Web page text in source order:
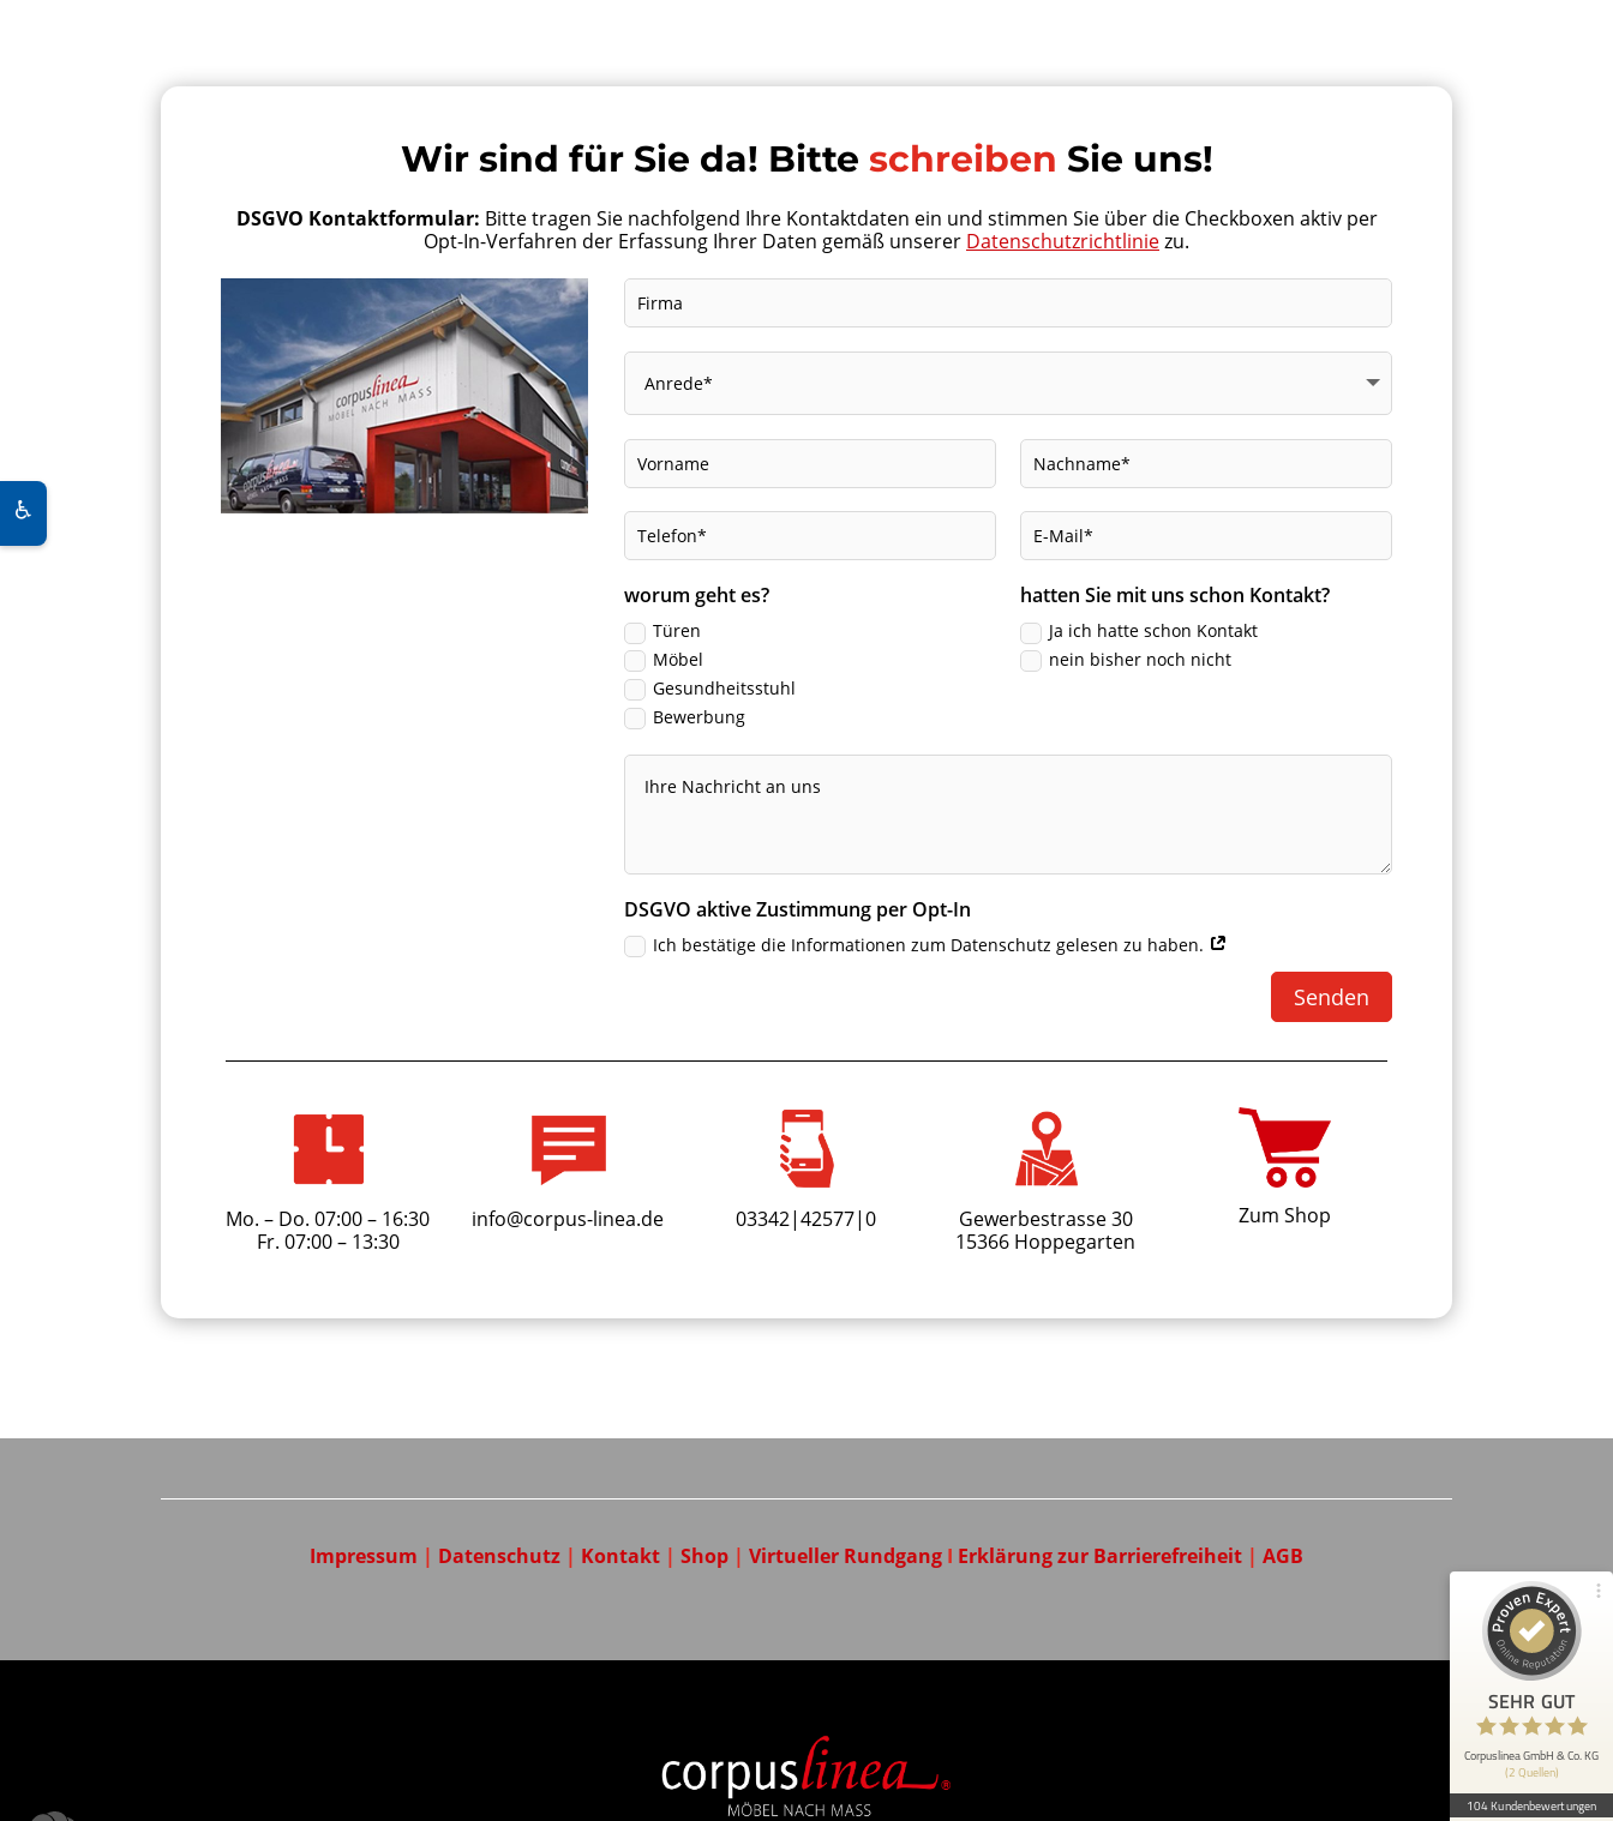
Wir sind für Sie da! Bitte schreiben Sie uns!
DSGVO Kontaktformular: Bitte tragen Sie nachfolgend Ihre Kontaktdaten ein und stimmen Sie über die Checkboxen aktiv per
Opt-In-Verfahren der Erfassung Ihrer Daten gemäß unserer Datenschutzrichtliniezu.
worum geht es?
Türen
Möbel
Gesundheitsstuhl
Bewerbung
hatten Sie mit uns schon Kontakt?
Ja ich hatte schon Kontakt
nein bisher noch nicht
DSGVO aktive Zustimmung per Opt-In
Ich bestätige die Informationen zum Datenschutz gelesen zu haben.
Senden
Mo. – Do. 07:00 – 16:30
Fr. 07:00 – 13:30
info@corpus-linea.de 03342|42577|0
Gewerbestrasse 30
15366 Hoppegarten
Zum Shop
Impressum | Datenschutz | Kontakt | Shop | Virtueller Rundgang I Erklärung zur Barrierefreiheit | AGB
♿
SEHR GUT
Corpuslinea GmbH & Co. KG
(2 Quellen)
104 Kundenbewertungen
96%
4,77 / 5,00
56
Bewertungen auf
ProvenExpert.com
Blick aufs ProvenExpert-Profil werfen
Anonym
5
Als langjährige Kunden sind wir von den
hochwertigen Produkten, die durch
CorpusLinea verkauft werden, überz...